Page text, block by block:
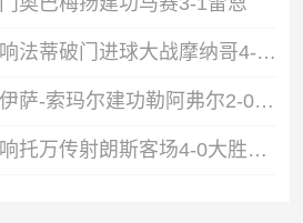
法甲-卡马拉双响法蒂破门进球大战摩纳哥4-5斯特拉斯堡
法甲-法耶乌龙伊萨-索玛尔建功勒阿弗尔2-0洛里昂
法甲-赛义德双响托万传射朗斯客场4-0大胜里昂